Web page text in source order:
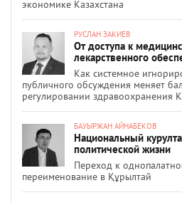
экономике Казахстана
РУСЛАН ЗАКИЕВ
От доступа к
лекарственного
Как системное
публичного обсуждения меняет
регулировании здравоохранения
БАУЫРЖАН АЙНАБЕКОВ
Национальный
политической жизни
Переход к
переименование в Құрылтай